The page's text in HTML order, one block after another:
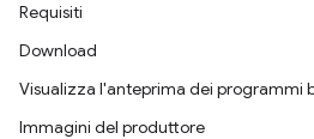
Requisiti
Download
Visualizza l'anteprima dei programmi
Immagini del produttore